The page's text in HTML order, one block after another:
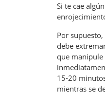
Si te cae
Por
debe
que manipule
15-20
mientras se